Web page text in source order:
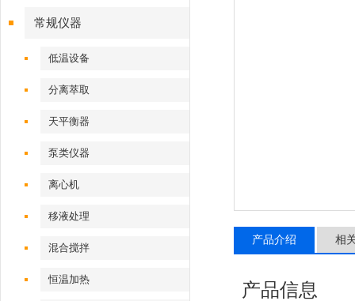
常规仪器
低温设备
分离萃取
天平衡器
泵类仪器
离心机
移液处理
混合搅拌
恒温加热
产品介绍 相
产品信息